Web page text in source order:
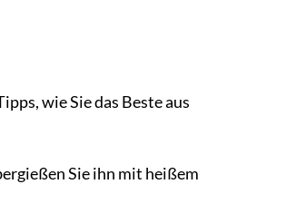
wie Sie das Beste aus
Sie ihn mit heißem